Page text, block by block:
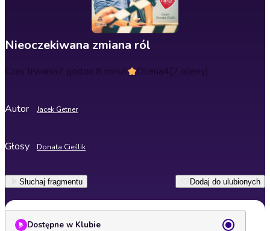
Nieoczekiwana zmiana ról
Czas trwania7 godzin 8 minut Ocena4(2 oceny)
Autor Jacek Getner
Głosy Donata Cieślik
Słuchaj fragmentu Dodaj do ulubionych
Dostępne w Klubie